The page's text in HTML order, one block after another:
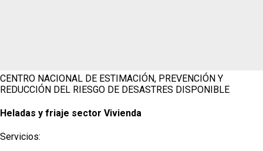
CENTRO NACIONAL DE ESTIMACIÓN, PREVENCIÓN Y
REDUCCIÓN DEL RIESGO DE DESASTRES DISPONIBLE
Heladas y friaje sector Vivienda
Servicios: